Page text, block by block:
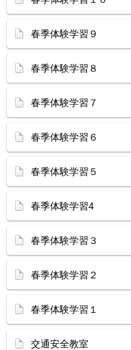
春季体験学習９
春季体験学習８
春季体験学習７
春季体験学習６
春季体験学習５
春季体験学習4
春季体験学習３
春季体験学習２
春季体験学習１
交通安全教室